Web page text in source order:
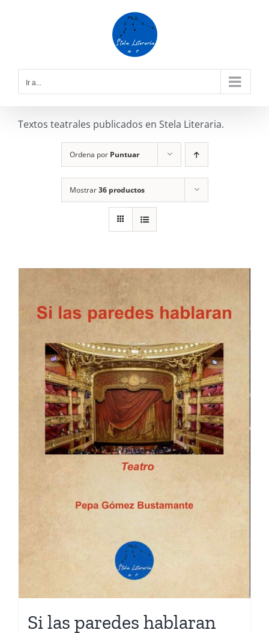
Ir a...
Textos teatrales publicados en Stela Literaria.
Ordena por Puntuar
Mostrar36 productos
Si las paredes hablaran